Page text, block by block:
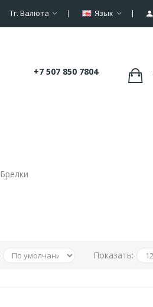
Тг. Валюта Язык
+7 507 850 7804
Брелки
Показать: